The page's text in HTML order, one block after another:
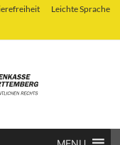
Leichte Sprache